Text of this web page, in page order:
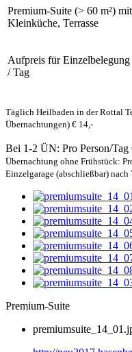
Premium-Suite (> 60 m²) mit
Kleinküche, Terrasse
Aufpreis für Einzelbelegung
/ Tag
Täglich Heilbaden in der Rottal
Übernachtungen) € 14,-
Bei 1-2 ÜN: Pro Person/
Übernachtung ohne Frühstück:
Einzelgarage (abschließbar)
Premium-Suite